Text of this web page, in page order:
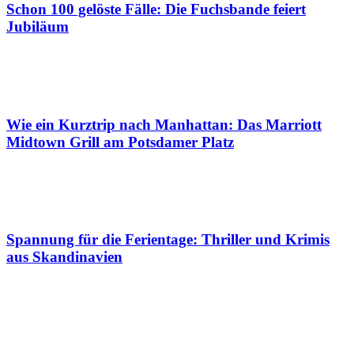
Schon 100 gelöste Fälle: Die Fuchsbande feiert
Jubiläum
Wie ein Kurztrip nach Manhattan: Das Marriott
Midtown Grill am Potsdamer Platz
Spannung für die Ferientage: Thriller und Krimis
aus Skandinavien